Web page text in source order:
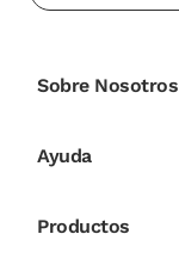
Sobre Nosotros
Ayuda
Productos